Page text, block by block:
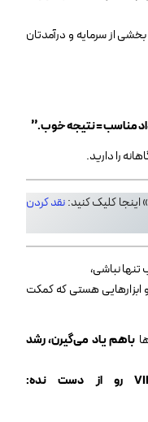
از سرمایه و درآمدتان
مناسب = نتیجه خوب.”
را دارید.
اینجا کلیک کنید:نقد کردن
نباشی،
ابزارهایی هستی که کمکت
باهم یاد می‌گیرن، رشد